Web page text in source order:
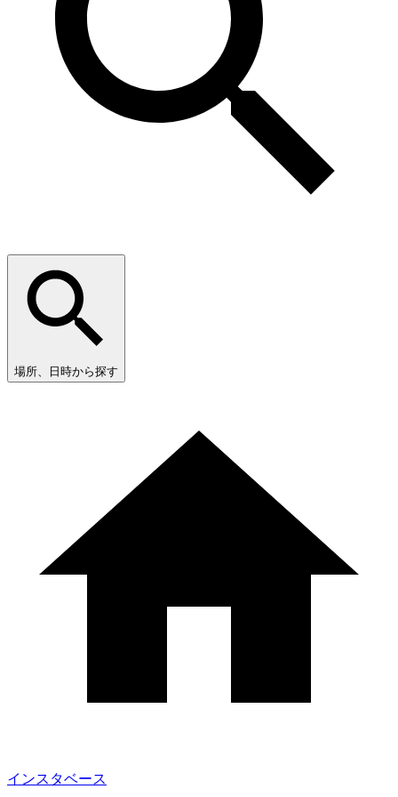
場所、日時から探す
インスタベース